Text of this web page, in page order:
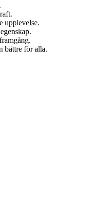
upplevelse.
bättre för alla.